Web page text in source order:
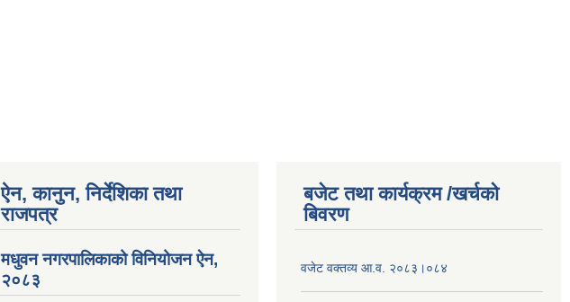
ऐन, कानुन, निर्देशिका तथा
राजपत्र
मधुवन नगरपालिकाको विनियोजन ऐन,
२०८३
बजेट तथा कार्यक्रम /खर्चको
बिवरण
वजेट वक्तव्य आ.व. २०८३।०८४